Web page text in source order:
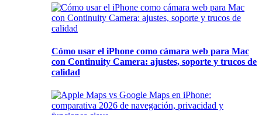
Cómo usar el iPhone como cámara web para Mac
con Continuity Camera: ajustes, soporte y trucos de
calidad